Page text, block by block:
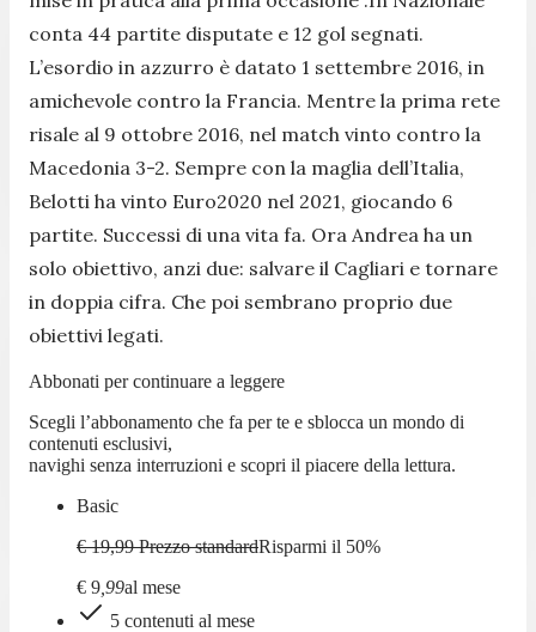
conta 44 partite disputate e 12 gol segnati.
L’esordio in azzurro è datato 1 settembre 2016, in
amichevole contro la Francia. Mentre la prima rete
risale al 9 ottobre 2016, nel match vinto contro la
Macedonia 3-2. Sempre con la maglia dell’Italia,
Belotti ha vinto Euro2020 nel 2021, giocando 6
partite. Successi di una vita fa. Ora Andrea ha un
solo obiettivo, anzi due: salvare il Cagliari e tornare
in doppia cifra. Che poi sembrano proprio due
obiettivi legati.
Abbonati per continuare a leggere
Scegli l’abbonamento che fa per te e sblocca un mondo di
contenuti esclusivi,
navighi senza interruzioni e scopri il piacere della lettura.
Basic
€ 19,99 Prezzo standardRisparmi il 50%
€ 9 99al mese
5 contenuti al mese